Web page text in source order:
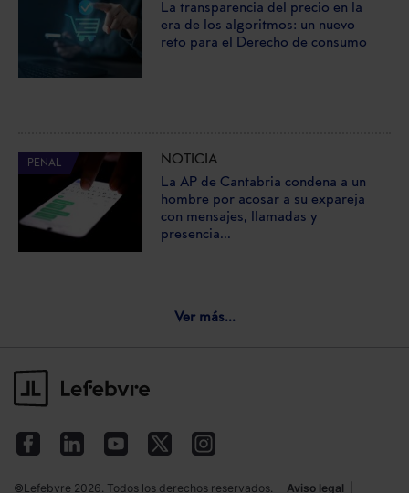
La transparencia del precio en la
era de los algoritmos: un nuevo
reto para el Derecho de consumo
PENAL
NOTICIA
La AP de Cantabria condena a un
hombre por acosar a su expareja
con mensajes, llamadas y
presencia...
Ver más...
©Lefebvre 2026. Todos los derechos reservados. Aviso legal